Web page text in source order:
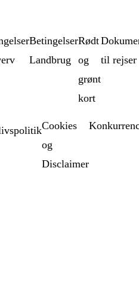
Betingelser
Landbrug
Rødt
og
grønt
kort
til rejser
Cookies
og
Disclaimer